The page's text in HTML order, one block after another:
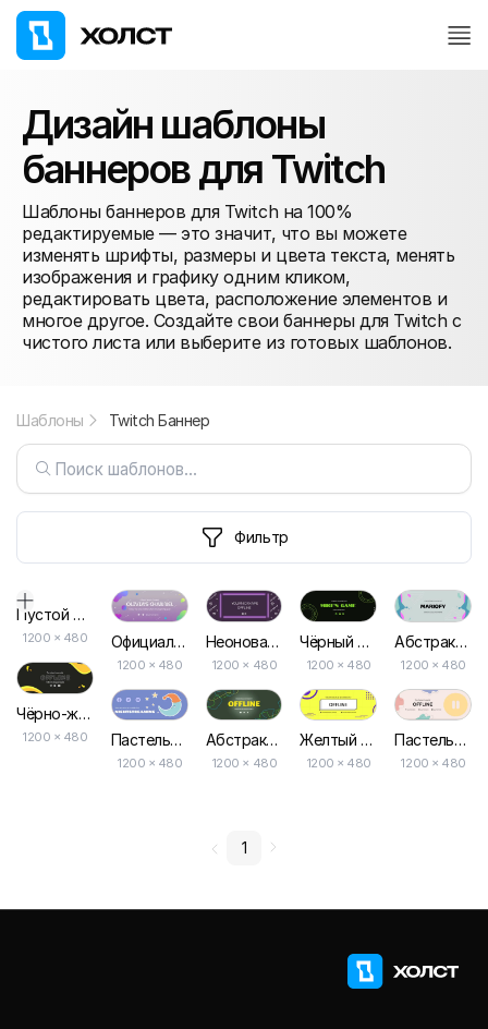
Дизайн шаблоны
баннеров для Twitch
Шаблоны баннеров для Twitch на 100%
редактируемые — это значит, что вы можете
изменять шрифты, размеры и цвета текста, менять
изображения и графику одним кликом,
редактировать цвета, расположение элементов и
многое другое. Создайте свои баннеры для Twitch с
чистого листа или выберите из готовых шаблонов.
Шаблоны Twitch Баннер
Фильтр
Пустой дизайн-макет
1200 × 480
Чёрно-жёлтый Абстрактный Баннер для Twitch
1200 × 480
Официальный Канал Градиентный Стриминг Баннер Twitch
1200 × 480
Пастельная Иллюстрация Ночной Стрим Баннера Twitch
1200 × 480
Неоновая Линия Иллюстрация Баннера Twitch
1200 × 480
Абстрактная Линия Офлайн Пользовательский Баннер Twitch
1200 × 480
Чёрный Зелёный Современный Баннер Твича
1200 × 480
Желтый Современный Поток Оффлайн Баннер для Twitch
1200 × 480
Абстрактный Официальный Канал Баннер Twitch
1200 × 480
Пастельный Абстрактный Поток Начала Баннера Twitch
1200 × 480
1